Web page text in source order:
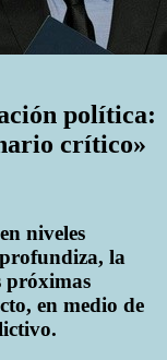
política:
crítico»
niveles
la
próximas
en medio de